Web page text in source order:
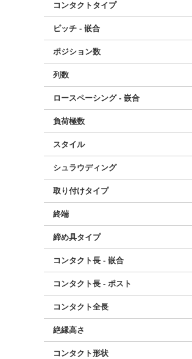
コンタクトタイプ
ピッチ - 嵌合
ポジション数
列数
ロースペーシング - 嵌合
負荷極数
スタイル
シュラウディング
取り付けタイプ
終端
締め具タイプ
コンタクト長 - 嵌合
コンタクト長 - ポスト
コンタクト全長
絶縁高さ
コンタクト形状